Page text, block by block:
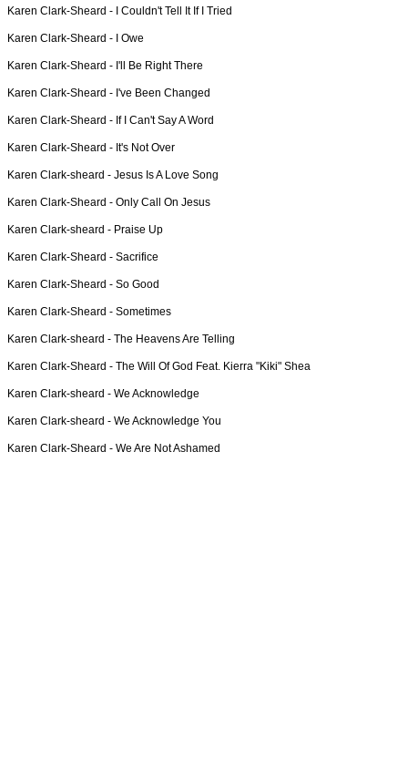
Karen Clark-Sheard - I Couldn't Tell It If I Tried
Karen Clark-Sheard - I Owe
Karen Clark-Sheard - I'll Be Right There
Karen Clark-Sheard - I've Been Changed
Karen Clark-Sheard - If I Can't Say A Word
Karen Clark-Sheard - It's Not Over
Karen Clark-sheard - Jesus Is A Love Song
Karen Clark-Sheard - Only Call On Jesus
Karen Clark-sheard - Praise Up
Karen Clark-Sheard - Sacrifice
Karen Clark-Sheard - So Good
Karen Clark-Sheard - Sometimes
Karen Clark-sheard - The Heavens Are Telling
Karen Clark-Sheard - The Will Of God Feat. Kierra "Kiki" Shea
Karen Clark-sheard - We Acknowledge
Karen Clark-sheard - We Acknowledge You
Karen Clark-Sheard - We Are Not Ashamed